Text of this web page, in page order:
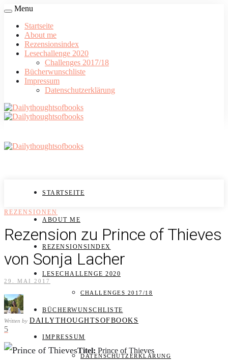
Menu
Startseite
About me
Rezensionsindex
Lesechallenge 2020
Challenges 2017/18
Bücherwunschliste
Impressum
Datenschutzerklärung
STARTSEITE
ABOUT ME
REZENSIONSINDEX
LESECHALLENGE 2020
CHALLENGES 2017/18
BÜCHERWUNSCHLISTE
IMPRESSUM
DATENSCHUTZERKLÄRUNG
REZENSIONEN
Rezension zu Prince of Thieves
von Sonja Lacher
29. MAI 2017
Written by DAILYTHOUGHTSOFBOOKS
5
Titel: Prince of Thieves